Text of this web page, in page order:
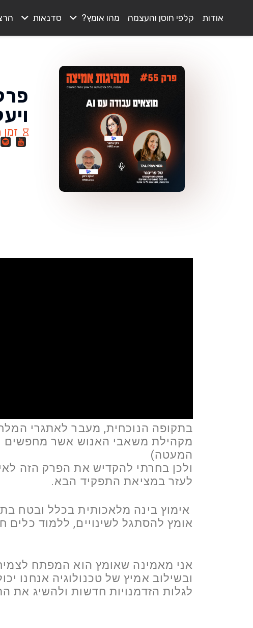
אודות קלפי חוסן והעצמה מהו אומץ? סדנאות
זמן
בתקופה הנוכחית, מעבר לאתגרי
מקהילת משאבי האנוש אשר מחפשים
המעטה)
ולכן בחרתי להקדיש את הפרק הזה
לעזר במציאת התפקיד הבא.
אימוץ בינה מלאכותית בכלל ובטח
אומץ להסתגל לשינויים, ללמוד כלים
אני מאמינה שאומץ הוא המפתח
ובשילוב אמיץ של טכנולוגיה אנחנו
לגלות הזדמנויות חדשות ולהשיג את